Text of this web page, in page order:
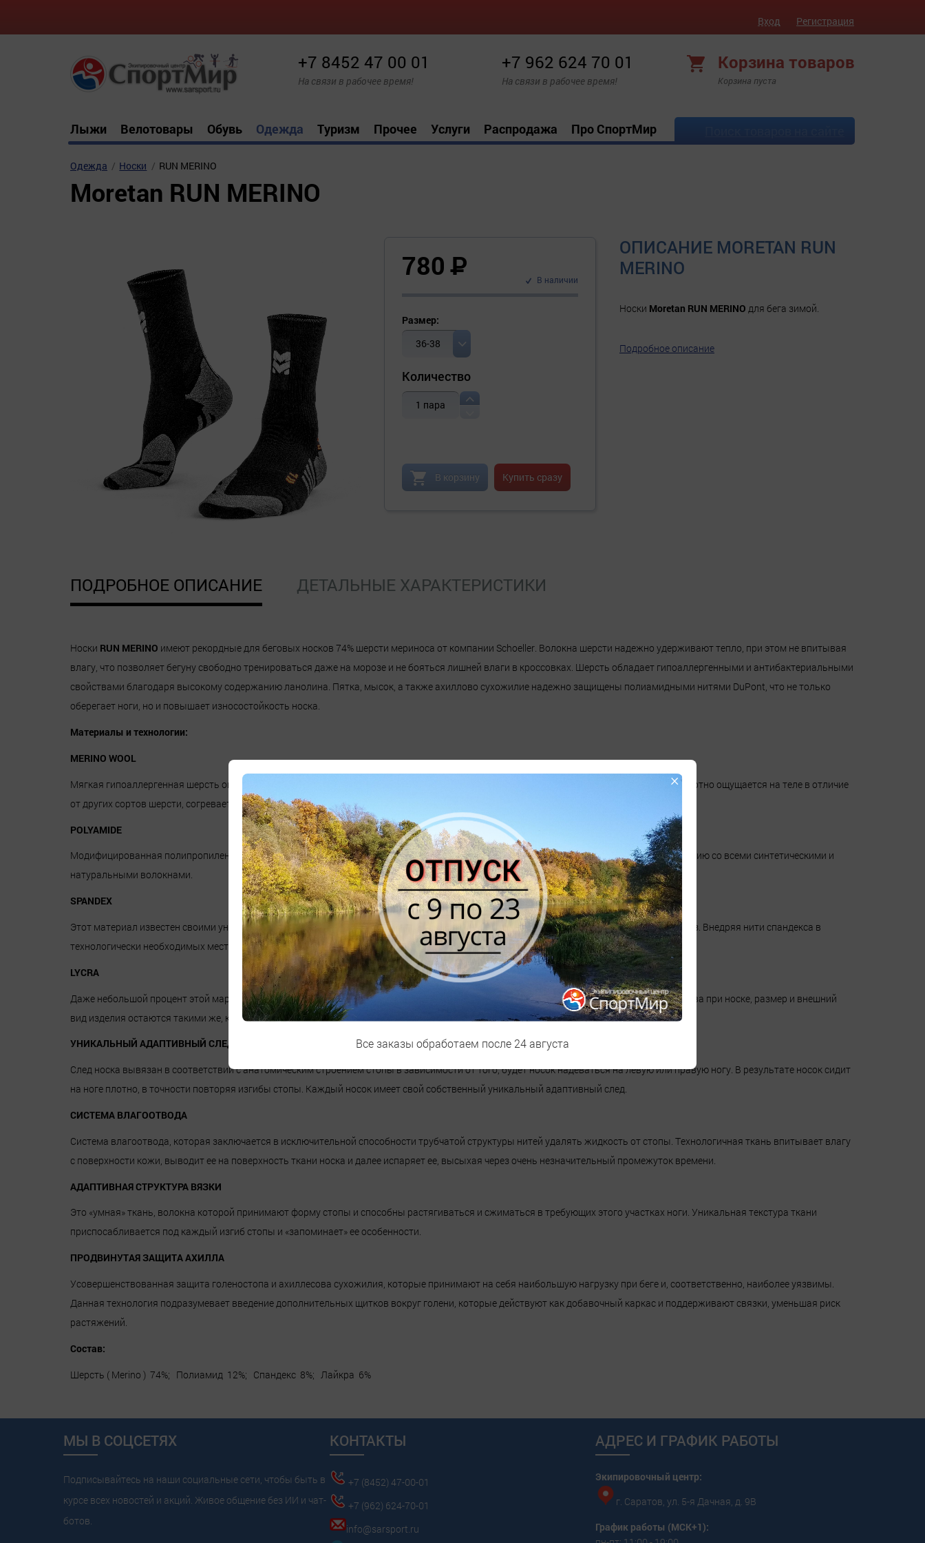
Вход Регистрация
+7 8452 47 00 01
На связи в рабочее время!
+7 962 624 70 01
На связи в рабочее время!
Корзина товаров
Корзина пуста
Лыжи Велотовары Обувь Одежда Туризм Прочее Услуги Распродажа Про СпортМир
Одежда Носки RUN MERINO
Moretan RUN MERINO
780Р В наличии
Размер:
36-38
Количество
1 пара
В корзину Купить сразу
ОПИСАНИЕ MORETAN RUN
MERINO
Носки Moretan RUN MERINO для бега зимой.
Подробное описание
ПОДРОБНОЕ ОПИСАНИЕ ДЕТАЛЬНЫЕ ХАРАКТЕРИСТИКИ
Носки RUN MERINO имеют рекордные для беговых носков 74% шерсти мериноса от компании Schoeller. Волокна шерсти надежно удерживают тепло, при этом не впитывая
влагу, что позволяет бегуну свободно тренироваться даже на морозе и не бояться лишней влаги в кроссовках. Шерсть обладает гипоаллергенными и антибактериальными
свойствами благодаря высокому содержанию ланолина. Пятка, мысок, а также ахиллово сухожилие надежно защищены полиамидными нитями DuPont, что не только
оберегает ноги, но и повышает износостойкость носка.
Материалы и технологии:
MERINO WOOL
Мягкая гипоаллергенная шерсть овец-мериносов, знаменитая своей способностью уничтожать бактерии и устранять запах пота. Комфортно ощущается на теле в отличие
от других сортов шерсти, согревает и отводит от кожи влагу благодаря пустотам в волокнах.
POLYAMIDE
Модифицированная полипропиленовая пряжа, обладает антимикробной пропиткой и наилучшими термическими свойствами по сравнению со всеми синтетическими и
натуральными волокнами.
SPANDEX
Этот материал известен своими уникальными свойствами быстро принимать первоначальную форму. Он может растягиваться в 5–7 раз. Внедряя нити спандекса в
технологически необходимых местах мы обеспечиваем плотную посадку носка и необходимый компрессионный эффект.
LYCRA
Даже небольшой процент этой марки эластана в составе придает носкам превосходную упругость и растяжимость. Это гарантия удобства при носке, размер и внешний
вид изделия остаются такими же, как в день покупки, даже после нескольких стирок.
УНИКАЛЬНЫЙ АДАПТИВНЫЙ СЛЕД
След носка вывязан в соответствии с анатомическим строением стопы в зависимости от того, будет носок надеваться на левую или правую ногу. В результате носок сидит
на ноге плотно, в точности повторяя изгибы стопы. Каждый носок имеет свой собственный уникальный адаптивный след.
СИСТЕМА ВЛАГООТВОДА
Система влагоотвода, которая заключается в исключительной способности трубчатой структуры нитей удалять жидкость от стопы. Технологичная ткань впитывает влагу
с поверхности кожи, выводит ее на поверхность ткани носка и далее испаряет ее, высыхая через очень незначительный промежуток времени.
АДАПТИВНАЯ СТРУКТУРА ВЯЗКИ
Это «умная» ткань, волокна которой принимают форму стопы и способны растягиваться и сжиматься в требующих этого участках ноги. Уникальная текстура ткани
приспосабливается под каждый изгиб стопы и «запоминает» ее особенности.
ПРОДВИНУТАЯ ЗАЩИТА АХИЛЛА
Усовершенствованная защита голеностопа и ахиллесова сухожилия, которые принимают на себя наибольшую нагрузку при беге и, соответственно, наиболее уязвимы.
Данная технология подразумевает введение дополнительных щитков вокруг голени, которые действуют как добавочный каркас и поддерживают связки, уменьшая риск
растяжений.
Состав:
Шерсть ( Merino ) 74%; Полиамид 12%; Спандекс 8%; Лайкра 6%
МЫ В СОЦСЕТЯХ
Подписывайтесь на наши социальные сети, чтобы быть в
курсе всех новостей и акций. Живое общение без ИИ и чат-
ботов.
КОНТАКТЫ
+7 (8452) 47-00-01
+7 (962) 624-70-01
info@sarsport.ru
АДРЕС И ГРАФИК РАБОТЫ
Экипировочный центр:
г. Саратов, ул. 5-я Дачная, д. 9В
График работы (МСК+1):
×
Все заказы обработаем после 24 августа